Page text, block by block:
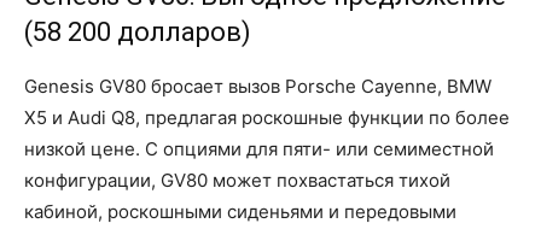
(58 200 долларов)
Genesis GV80 бросает вызов Porsche Cayenne, BMW
X5 и Audi Q8, предлагая роскошные функции по более
низкой цене. С опциями для пяти- или семиместной
конфигурации, GV80 может похвастаться тихой
кабиной, роскошными сиденьями и передовыми